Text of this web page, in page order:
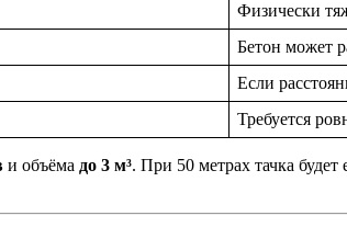
Физически
Бетон может
Если
Требуется
и объёма до 3 м³. При 50 метрах тачка